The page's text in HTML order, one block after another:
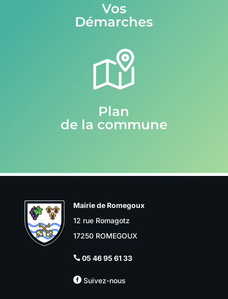
Vos
Démarches
Plan
de la commune
Mairie de Romegoux
12 rue Romagotz
17250 ROMEGOUX
 05 46 95 61 33
Suivez-nous